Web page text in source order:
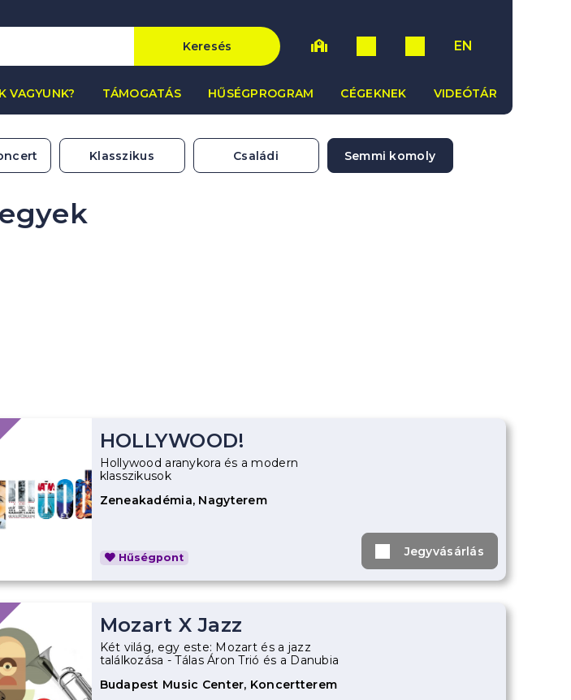
Keresés EN
VAGYUNK? TÁMOGATÁS HŰSÉGPROGRAM CÉGEKNEK VIDEÓTÁR
Klasszikus Családi Semmi komoly
HOLLYWOOD!
Hollywood aranykora és a modern
klasszikusok
Zeneakadémia, Nagyterem
Hűségpont Jegyvásárlás
Mozart X Jazz
Két világ, egy este: Mozart és a jazz
találkozása - Tálas Áron Trió és a Danubia
Budapest Music Center, Koncertterem